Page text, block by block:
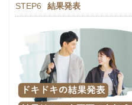
STEP6 結果発表